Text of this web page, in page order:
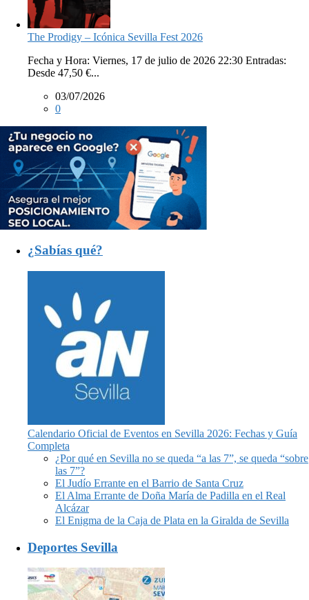
The Prodigy – Icónica Sevilla Fest 2026
Fecha y Hora: Viernes, 17 de julio de 2026 22:30 Entradas:
Desde 47,50 €...
03/07/2026
0
¿Sabías qué?
Calendario Oficial de Eventos en Sevilla 2026: Fechas y Guía
Completa
¿Por qué en Sevilla no se queda “a las 7”, se queda “sobre
las 7”?
El Judío Errante en el Barrio de Santa Cruz
El Alma Errante de Doña María de Padilla en el Real
Alcázar
El Enigma de la Caja de Plata en la Giralda de Sevilla
Deportes Sevilla